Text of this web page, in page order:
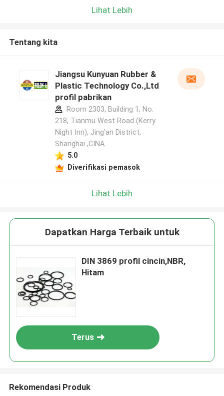
Lihat Lebih
Tentang kita
Jiangsu Kunyuan Rubber &
Plastic Technology Co.,Ltd
profil pabrikan
Room 2303, Building 1, No.
218, Tianmu West Road (Kerry
Night Inn), Jing'an District,
Shanghai ,CINA
5.0
Diverifikasi pemasok
Lihat Lebih
Dapatkan Harga Terbaik untuk
DIN 3869 profil cincin,NBR,
Hitam
Terus
Rekomendasi Produk